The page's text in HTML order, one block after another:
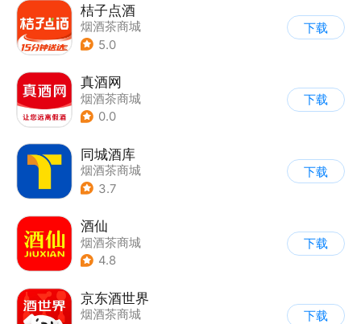
桔子点酒
烟酒茶商城
5.0
下载
真酒网
烟酒茶商城
0.0
下载
同城酒库
烟酒茶商城
3.7
下载
酒仙
烟酒茶商城
4.8
下载
京东酒世界
烟酒茶商城
下载